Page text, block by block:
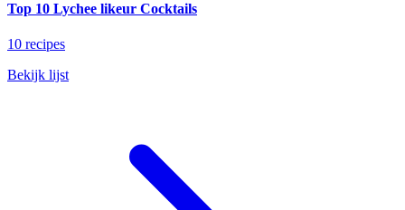
Top 10 Lychee likeur Cocktails
10 recipes
Bekijk lijst